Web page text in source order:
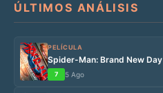
ÚLTIMOS ANÁLISIS
PELÍCULA
Spider-Man: Brand New Day
7 5 Ago